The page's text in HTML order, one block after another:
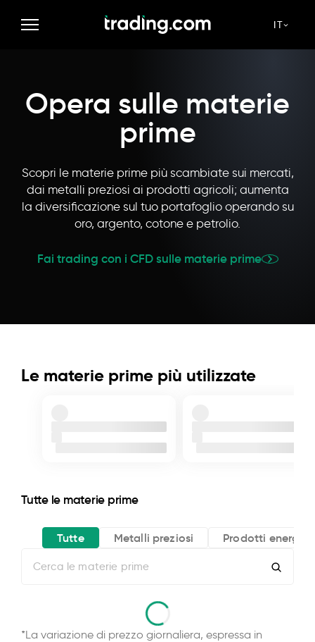
IT
Materie prime ForexIndiciTematiciCriptovalute
Opera sulle materie
prime
Scopri le materie prime più scambiate sui mercati,
dai metalli preziosi ai prodotti agricoli; aumenta
la diversificazione sul tuo portafoglio operando su
oro, argento, cotone e petrolio.
Fai trading con i CFD sulle materie prime
Le materie prime più utilizzate
Tutte le materie prime
Tutte Metalli preziosi Prodotti
*La variazione di prezzo giornaliera, espressa in